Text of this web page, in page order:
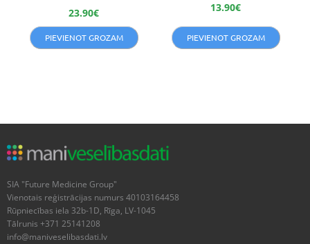
ar
5.00
no 5
23.90€
PIEVIENOT GROZAM
13.90€
PIEVIENOT GROZAM
SIA "Future Medicine Group"
Vienotais reģistrācijas numurs 40103164458
Rūpniecības iela 32b-1D, Rīga, LV-1045
Tālrunis +371 25141208
info@maniveselibasdati.lv